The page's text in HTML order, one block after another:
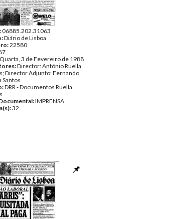
06885.202.31063
Diário de Lisboa
22580
Quarta, 3 de Fevereiro de 1988
Director: António Ruella
Director Adjunto: Fernando
Santos
DRR - Documentos Ruella
IMPRENSA
32